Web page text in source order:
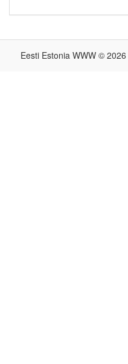
Eesti Estonia WWW © 2026